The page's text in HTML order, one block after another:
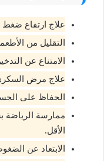
علاج ارتفاع ضغط
التقليل من
الامتناع عن
علاج مرض
الحفاظ على
ممارسة
الأقل.
الابتعاد عن